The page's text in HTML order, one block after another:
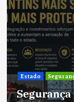
Estado Segurança